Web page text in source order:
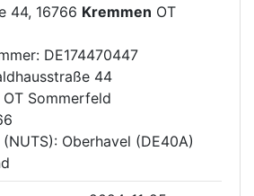
44, 16766 Kremmen OT
DE174470447
44
OT Sommerfeld
Oberhavel (DE40A)